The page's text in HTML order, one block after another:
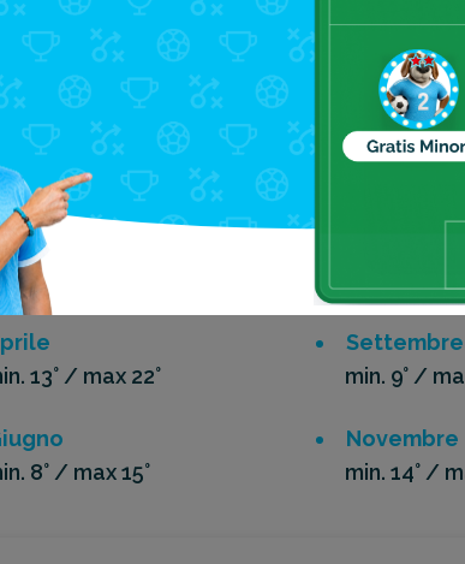
in
Uruguay
: non ci sono condizioni
di una giornata di sole durante
18° / max 28°
13° / max 22°
8° / max 15°
Settembre
min. 9° /
Novembre
min. 14° /